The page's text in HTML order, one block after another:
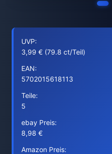
UVP:
3,99 € (79.8 ct/Teil)
EAN:
5702015618113
Teile:
5
ebay Preis:
8,98 €
Amazon Preis: